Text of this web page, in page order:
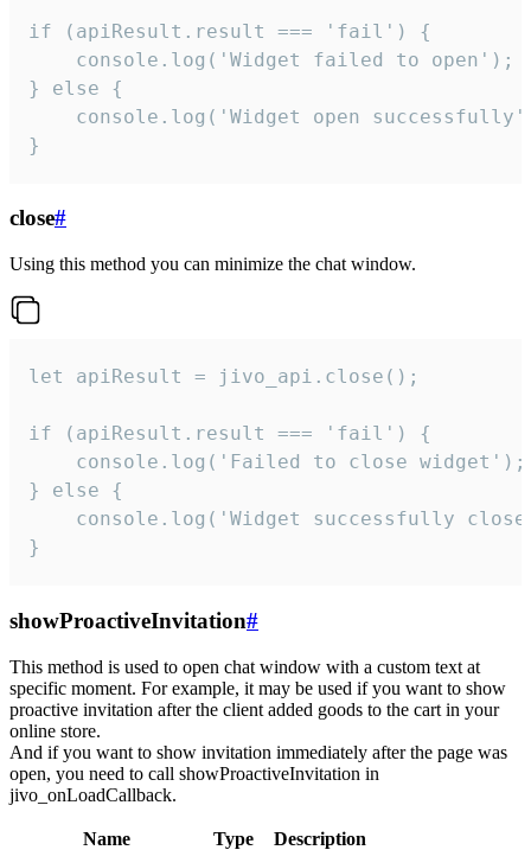
if (apiResult.result === 'fail') {
    console.log('Widget failed to open');
} else {
console.log('Widget open
}
close#
Using this method you can minimize the chat window.
let apiResult = jivo_api.close();
if (apiResult.result === 'fail') {
    console.log('Failed to close widget');
} else {
console.log('Widget successfully
}
showProactiveInvitation#
This method is used to open chat window with a custom text at
specific moment. For example, it may be used if you want to show
proactive invitation after the client added goods to the cart in your
online store.
And if you want to show invitation immediately after the page was
open, you need to call showProactiveInvitation in
jivo_onLoadCallback.
Name Type
Description